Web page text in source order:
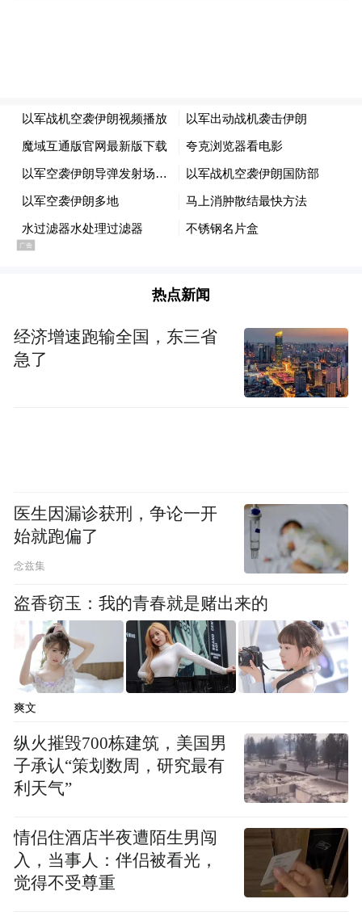
热点新闻
经济增速跑输全国，东三省
急了
医生因漏诊获刑，争论一开
始就跑偏了
念兹集
盗香窃玉：我的青春就是赌出来的
爽文
纵火摧毁700栋建筑，美国男
子承认“策划数周，研究最有
利天气”
情侣住酒店半夜遭陌生男闯
入，当事人：伴侣被看光，
觉得不受尊重